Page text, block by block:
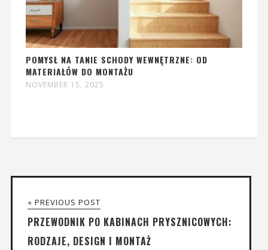
POMYSŁ NA TANIE SCHODY WEWNĘTRZNE: OD
MATERIAŁÓW DO MONTAŻU
NOVEMBER 15, 2025
« PREVIOUS POST
PRZEWODNIK PO KABINACH PRYSZNICOWYCH:
RODZAJE, DESIGN I MONTAŻ